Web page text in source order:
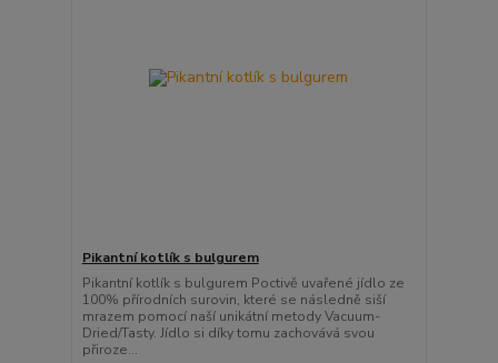
Pikantní kotlík s bulgurem
Pikantní kotlík s bulgurem Poctivě uvařené jídlo ze
100% přírodních surovin, které se následně siší
mrazem pomocí naší unikátní metody Vacuum-
Dried/Tasty. Jídlo si díky tomu zachovává svou
přiroze...